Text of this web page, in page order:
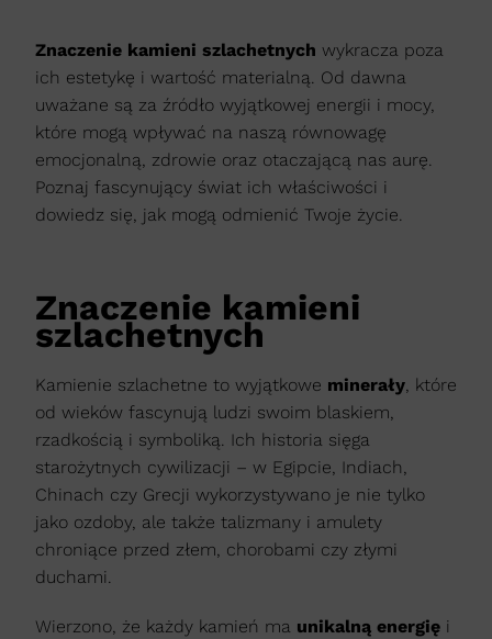
Znaczenie kamieni szlachetnych wykracza poza
ich estetykę i wartość materialną. Od dawna
uważane są za źródło wyjątkowej energii i mocy,
które mogą wpływać na naszą równowagę
emocjonalną, zdrowie oraz otaczającą nas aurę.
Poznaj fascynujący świat ich właściwości i
dowiedz się, jak mogą odmienić Twoje życie.
Znaczenie kamieni
szlachetnych
Kamienie szlachetne to wyjątkowe minerały, które
od wieków fascynują ludzi swoim blaskiem,
rzadkością i symboliką. Ich historia sięga
starożytnych cywilizacji – w Egipcie, Indiach,
Chinach czy Grecji wykorzystywano je nie tylko
jako ozdoby, ale także talizmany i amulety
chroniące przed złem, chorobami czy złymi
duchami.
Wierzono, że każdy kamień ma unikalną energię i